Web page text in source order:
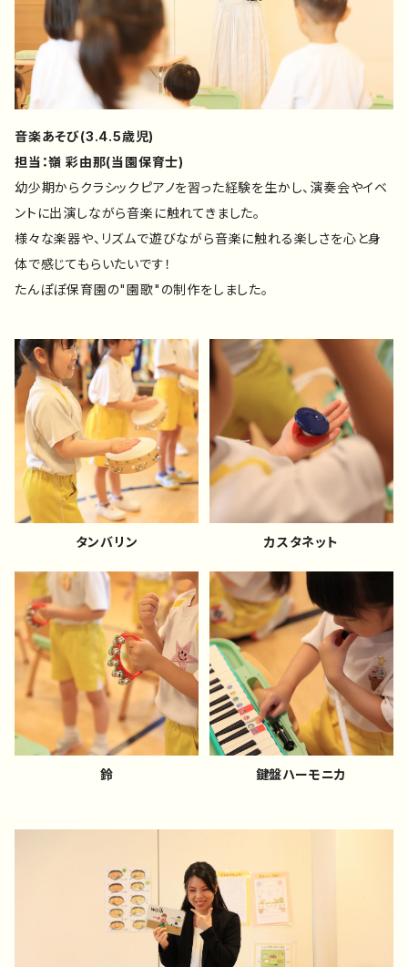
音楽あそび(3.4.5歳児)
担当：嶺 彩由那(当園保育士)
幼少期からクラシックピアノを習った経験を生かし、演奏会やイベ
ントに出演しながら音楽に触れてきました。
様々な楽器や、リズムで遊びながら音楽に触れる楽しさを心と身
体で感じてもらいたいです！
たんぽぽ保育園の"園歌"の制作をしました。
タンバリン カスタネット
鈴 鍵盤ハーモニカ